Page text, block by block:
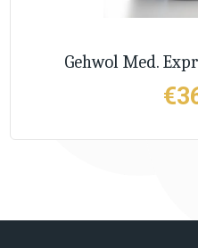
Gehwol Med.
€